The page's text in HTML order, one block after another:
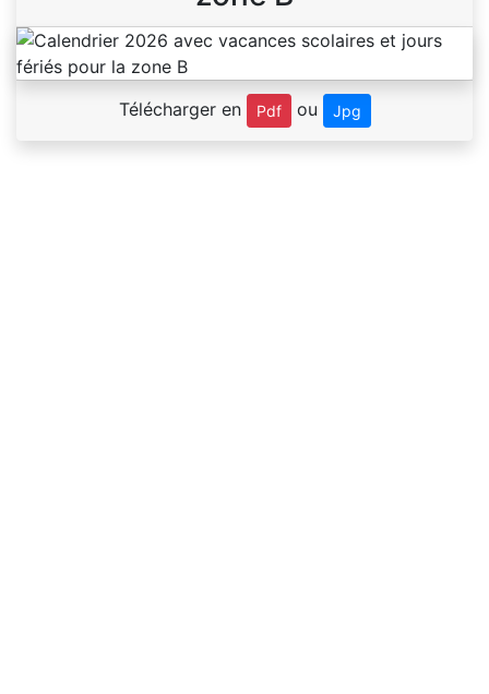
Télécharger en Pdf ou Jpg